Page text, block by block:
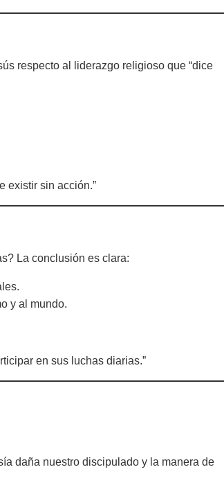
respecto al liderazgo religioso que “dice
existir sin acción.”
La conclusión es clara:
y al mundo.
en sus luchas diarias.”
daña nuestro discipulado y la manera de